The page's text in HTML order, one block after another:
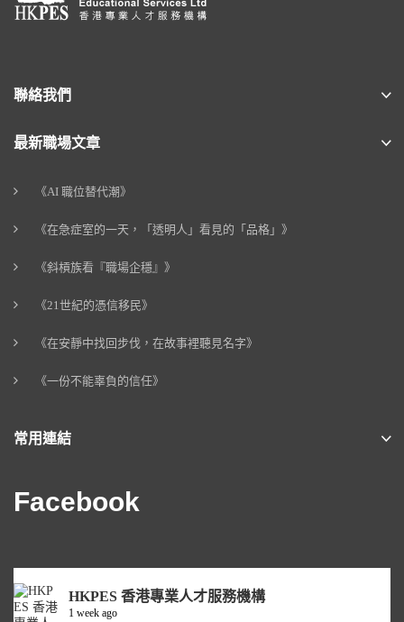
聯絡我們
最新職場文章
《AI 職位替代潮》
《在急症室的一天，「透明人」看見的「品格」》
《斜槓族看『職場企穩』》
《21世紀的憑信移民》
《在安靜中找回步伐，在故事裡聽見名字》
《一份不能辜負的信任》
常用連結
Facebook
HKPES 香港專業人才服務機構
1 week ago